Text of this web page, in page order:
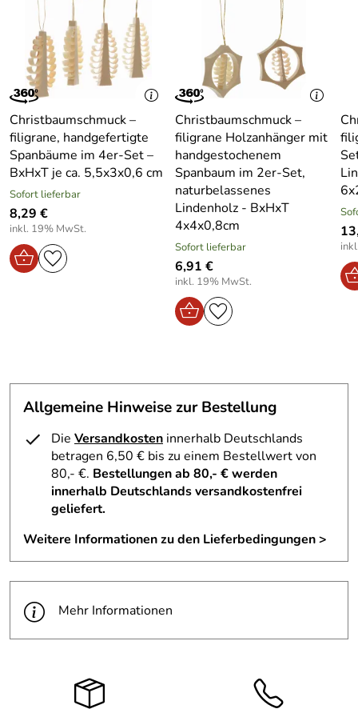
Durch seine feine Machart eignet er sich auch perfekt zum
Kombinieren mit Strohsternen, Glaskugeln oder anderen
Holzornamenten.
In der KategorieChristbaumschmuck Baumbehang
dieser Zapfen zu den klassischsten Formen des
erzgebirgischen Kunsthandwerks – ein echtes
Liebhaberstück.
Technische Daten / Eigenschaften – Christbaumschmuck
Baumbehang – Höhe ca. 6 cm
Maße: Höhe ca. 6 cm
Farbe: Natur
Motiv: Zapfen mit Ringellocken
Herkunft: Seiffen / Erzgebirge
Aufhängung: Mit Faden zur Befestigung
Verwendung & Funktion – Christbaumschmuck
Baumbehang – Höhe ca. 6 cm
Mit dem angebrachten Faden lässt sich der Zapfen
mühelos an Ästen, Zweigen oder Dekozwecken
befestigen. Ideal für Wohnräume, Eingangsbereiche oder
Gemütlichkeit mit einem Hauch von Tradition.
Lieferumfang – Christbaumschmuck Baumbehang –
1 x Zapfen-Ringelbaum aus naturfarbenem Kiefernholz
– Höhe ca. 6 cm
Baumbehang – Holzwarenfabrikation Joachim Hoyer
Christbaumschmuck –
filigrane, handgefertigte
Spanbäume im 4er-Set –
BxHxT je ca. 5,5x3x0,6 cm
Sofort lieferbar
8,29 €
inkl. 19% MwSt.
Christbaumschmuck –
filigrane Holzanhänger mit
handgestochenem
Spanbaum im 2er-Set,
naturbelassenes
Lindenholz - BxHxT
4x4x0,8cm
Sofort lieferbar
6,91 €
inkl. 19% MwSt.
Allgemeine Hinweise zur Bestellung
Die Versandkosten innerhalb Deutschlands
betragen 6,50 € bis zu einem Bestellwert von
80,- €. Bestellungen ab 80,- € werden
innerhalb Deutschlands versandkostenfrei
geliefert.
Weitere Informationen zu den Lieferbedingungen >
Mehr Informationen